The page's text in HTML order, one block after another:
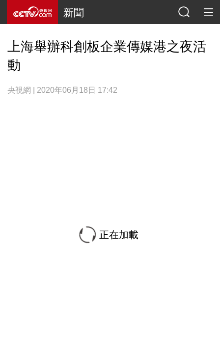
新聞
上海舉辦科創板企業傳媒港之夜活
動
央視網 | 2020年06月18日 17:42
正在加載